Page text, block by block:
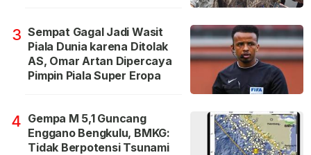
3 Sempat Gagal Jadi Wasit
Piala Dunia karena Ditolak
AS, Omar Artan Dipercaya
Pimpin Piala Super Eropa
4 Gempa M 5,1 Guncang
Enggano Bengkulu, BMKG:
Tidak Berpotensi Tsunami